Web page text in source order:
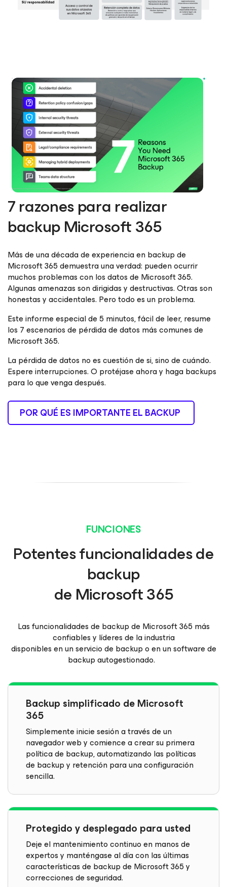
7 razones para realizar
backupMicrosoft 365
Más de una década de experiencia en backup de
Microsoft 365 demuestra una verdad: pueden ocurrir
muchos problemas con los datos de Microsoft 365.
Algunas amenazas son dirigidas y destructivas. Otras son
honestas y accidentales. Pero todo es un problema.
Este informe especial de 5 minutos, fácil de leer, resume
los 7 escenarios de pérdida de datos más comunes de
Microsoft 365.
La pérdida de datos no es cuestión de si, sino de cuándo.
Espere interrupciones. O protéjase ahora y haga backups
para lo que venga después.
POR QUÉ ES IMPORTANTE EL BACKUP
FUNCIONES
Potentes funcionalidades de
backup
de Microsoft 365
Las funcionalidades de backup de Microsoft 365 más
confiables y líderes de la industria
disponibles en un servicio de backup o en un software de
backup autogestionado.
Backup simplificado de Microsoft
365
Simplemente inicie sesión a través de un
navegador web y comience a crear su primera
política de backup, automatizando las políticas
de backup y retención para una configuración
sencilla.
Protegido y desplegado para usted
Deje el mantenimiento continuo en manos de
expertos y manténgase al día con las últimas
características de backup de Microsoft 365 y
correcciones de seguridad.